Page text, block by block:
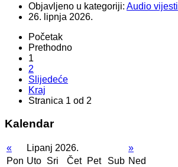
Objavljeno u kategoriji: Audio vijesti
26. lipnja 2026.
Početak
Prethodno
1
2
Slijedeće
Kraj
Stranica 1 od 2
Kalendar
« Lipanj 2026.
»
Pon Uto Sri Čet Pet Sub Ned